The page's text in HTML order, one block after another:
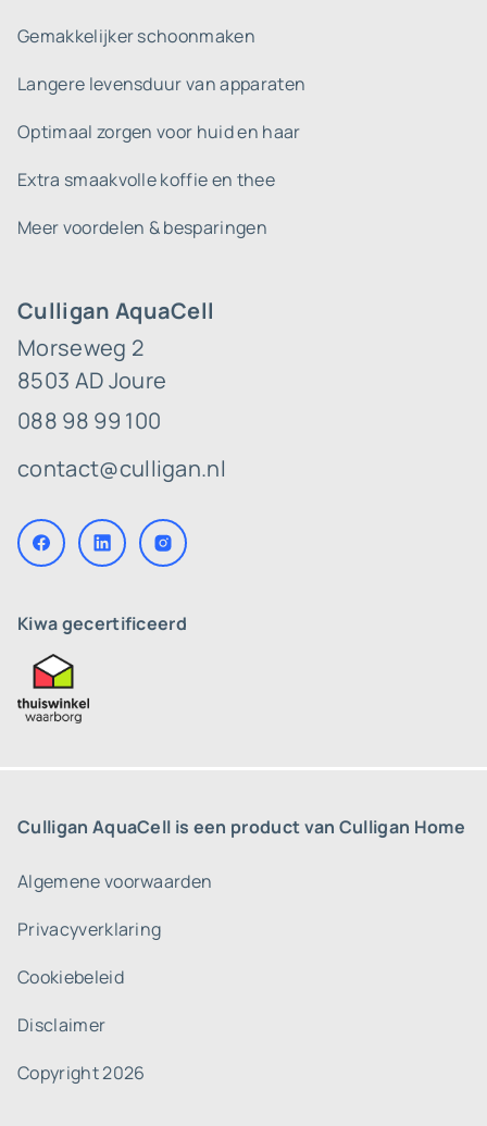
Culligan AquaCell
Morseweg 2
8503 AD Joure
088 98 99 100
contact@culligan.nl
Kiwa gecertificeerd
Gemakkelijker schoonmaken
Langere levensduur van apparaten
Optimaal zorgen voor huid en haar
Extra smaakvolle koffie en thee
Meer voordelen & besparingen
Culligan AquaCell is een product van Culligan Home
Algemene voorwaarden
Privacyverklaring
Cookiebeleid
Disclaimer
Copyright 2026